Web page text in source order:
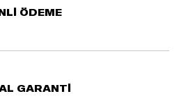
ÖDEME
GARANTİ